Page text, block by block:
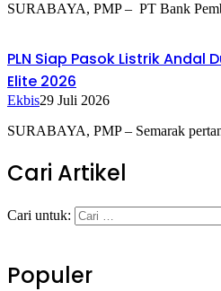
SURABAYA, PMP – PT Bank
PLN Siap Pasok Listrik Andal
Elite 2026
Ekbis29 Juli 2026
SURABAYA, PMP – Semarak
Cari Artikel
Cari untuk:
Populer